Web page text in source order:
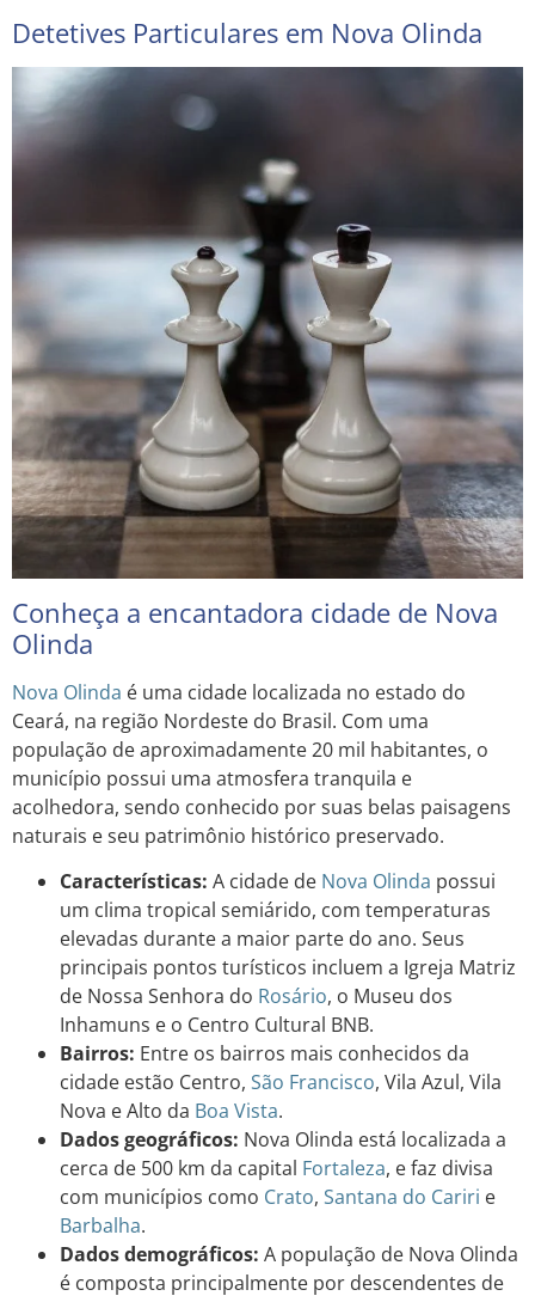
Detetives Particulares em Nova Olinda
Conheça a encantadora cidade de Nova
Olinda
Nova Olinda é uma cidade localizada no estado do
Ceará, na região Nordeste do Brasil. Com uma
população de aproximadamente 20 mil habitantes, o
município possui uma atmosfera tranquila e
acolhedora, sendo conhecido por suas belas paisagens
naturais e seu patrimônio histórico preservado.
Características: A cidade de Nova Olinda possui
um clima tropical semiárido, com temperaturas
elevadas durante a maior parte do ano. Seus
principais pontos turísticos incluem a Igreja Matriz
de Nossa Senhora do Rosário, o Museu dos
Inhamuns e o Centro Cultural BNB.
Bairros: Entre os bairros mais conhecidos da
cidade estão Centro, São Francisco, Vila Azul, Vila
Nova e Alto da Boa Vista.
Dados geográficos: Nova Olinda está localizada a
cerca de 500 km da capital Fortaleza, e faz divisa
com municípios como Crato, Santana do Cariri e
Barbalha.
Dados demográficos: A população de Nova Olinda
é composta principalmente por descendentes de